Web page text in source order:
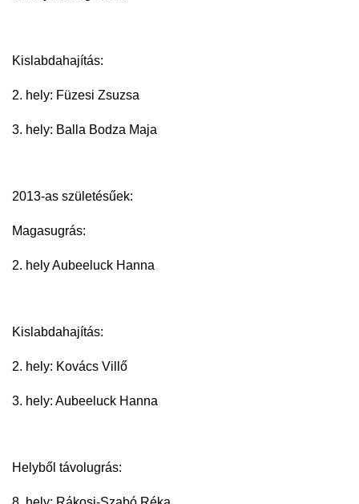
Kislabdahajítás:
2. hely: Füzesi Zsuzsa
3. hely: Balla Bodza Maja
2013-as születésűek:
Magasugrás:
2. hely Aubeeluck Hanna
Kislabdahajítás:
2. hely: Kovács Villő
3. hely: Aubeeluck Hanna
Helyből távolugrás: